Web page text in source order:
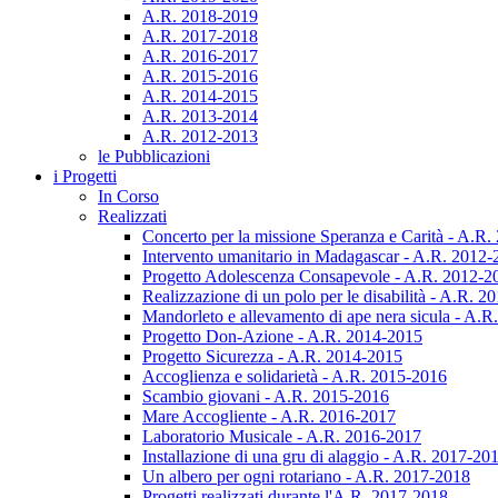
A.R. 2018-2019
A.R. 2017-2018
A.R. 2016-2017
A.R. 2015-2016
A.R. 2014-2015
A.R. 2013-2014
A.R. 2012-2013
le Pubblicazioni
i Progetti
In Corso
Realizzati
Concerto per la missione Speranza e Carità - A.R.
Intervento umanitario in Madagascar - A.R. 2012-
Progetto Adolescenza Consapevole - A.R. 2012-
Realizzazione di un polo per le disabilità - A.R.
Mandorleto e allevamento di ape nera sicula -
Progetto Don-Azione - A.R. 2014-2015
Progetto Sicurezza - A.R. 2014-2015
Accoglienza e solidarietà - A.R. 2015-2016
Scambio giovani - A.R. 2015-2016
Mare Accogliente - A.R. 2016-2017
Laboratorio Musicale - A.R. 2016-2017
Installazione di una gru di alaggio - A.R. 2017-
Un albero per ogni rotariano - A.R. 2017-2018